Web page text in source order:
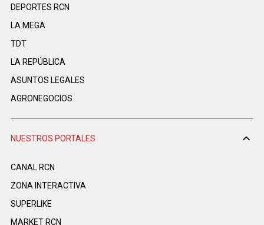
DEPORTES RCN
LA MEGA
TDT
LA REPÚBLICA
ASUNTOS LEGALES
AGRONEGOCIOS
NUESTROS PORTALES
CANAL RCN
ZONA INTERACTIVA
SUPERLIKE
MARKET RCN